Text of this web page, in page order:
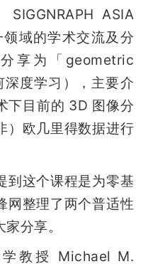
ASIA
域的学术交流及分
享为「geometric
度学习），主要介
下目前的 3D 图像分
）欧几里得数据进行
到这个课程是为零基
网整理了两个普适性
分享。
教授 Michael M.